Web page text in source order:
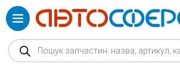
Products search